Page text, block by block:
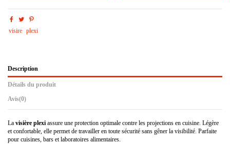
visire plexi
Description
Détails du produit
Avis(0)
La visière plexi assure une protection optimale contre les projections en cuisine. Légère
et confortable, elle permet de travailler en toute sécurité sans gêner la visibilité. Parfaite
pour cuisines, bars et laboratoires alimentaires.